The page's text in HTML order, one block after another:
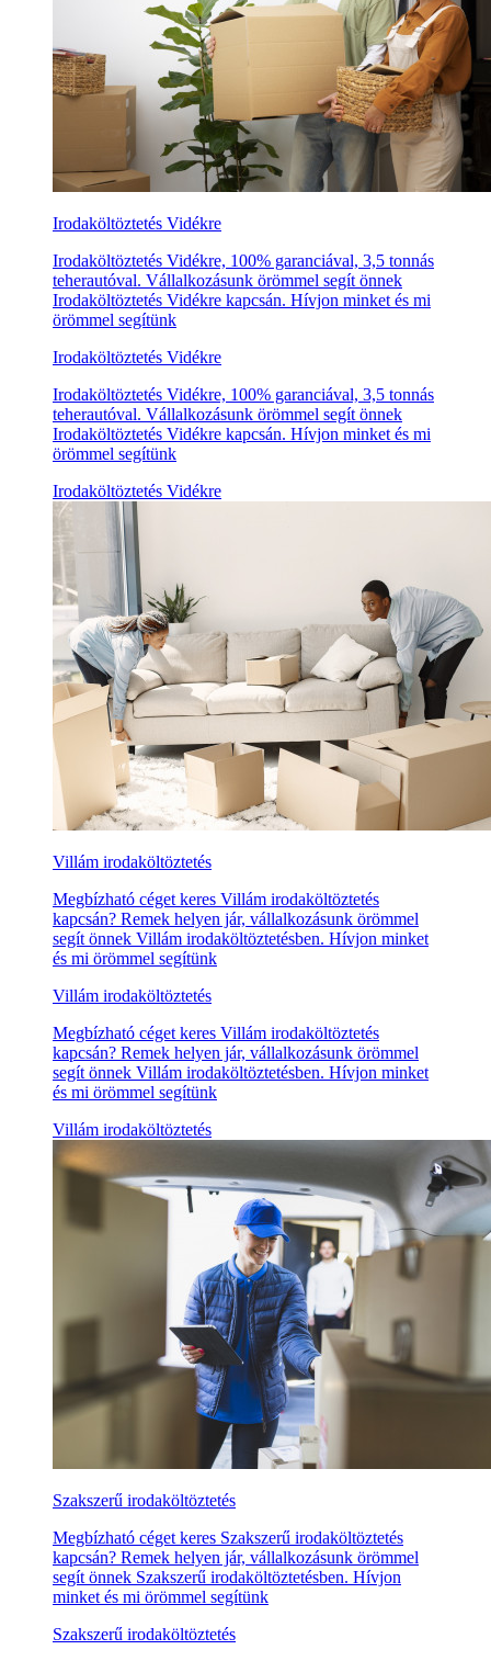
Irodaköltöztetés Vidékre
Irodaköltöztetés Vidékre, 100% garanciával, 3,5 tonnás
teherautóval. Vállalkozásunk örömmel segít önnek
Irodaköltöztetés Vidékre kapcsán. Hívjon minket és mi
örömmel segítünk
Irodaköltöztetés Vidékre
Irodaköltöztetés Vidékre, 100% garanciával, 3,5 tonnás
teherautóval. Vállalkozásunk örömmel segít önnek
Irodaköltöztetés Vidékre kapcsán. Hívjon minket és mi
örömmel segítünk
Irodaköltöztetés Vidékre
Villám irodaköltöztetés
Megbízható céget keres Villám irodaköltöztetés
kapcsán? Remek helyen jár, vállalkozásunk örömmel
segít önnek Villám irodaköltöztetésben. Hívjon minket
és mi örömmel segítünk
Villám irodaköltöztetés
Megbízható céget keres Villám irodaköltöztetés
kapcsán? Remek helyen jár, vállalkozásunk örömmel
segít önnek Villám irodaköltöztetésben. Hívjon minket
és mi örömmel segítünk
Villám irodaköltöztetés
Szakszerű irodaköltöztetés
Megbízható céget keres Szakszerű irodaköltöztetés
kapcsán? Remek helyen jár, vállalkozásunk örömmel
segít önnek Szakszerű irodaköltöztetésben. Hívjon
minket és mi örömmel segítünk
Szakszerű irodaköltöztetés